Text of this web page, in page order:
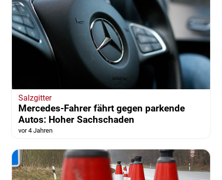
Salzgitter
Mercedes-Fahrer fährt gegen parkende
Autos: Hoher Sachschaden
vor 4 Jahren